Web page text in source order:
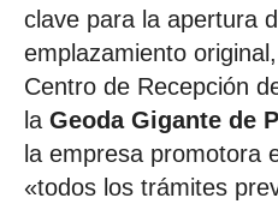
clave para la apertura
emplazamiento
Centro de Recepción
la Geoda Gigante de
la empresa promotora
«todos los trámites